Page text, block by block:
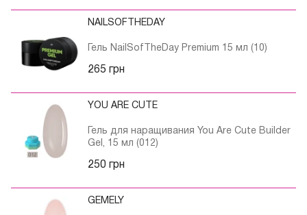
Также средство обладает уникальным химическим
составом, которое является одним из лучших
материалов для выполнения маникюра.
Где выгодно приобрести гель ЭМИ?
очередь обращают потребители. Интернет-магазин
Френч предлагает качественные товары по доступной
NAILSOFTHEDAY
Гель NailSofTheDay Premium 15 мл (10)
265 грн
YOU ARE CUTE
Гель для наращивания You Are Cute Builder
Gel, 15 мл (012)
250 грн
GEMELY